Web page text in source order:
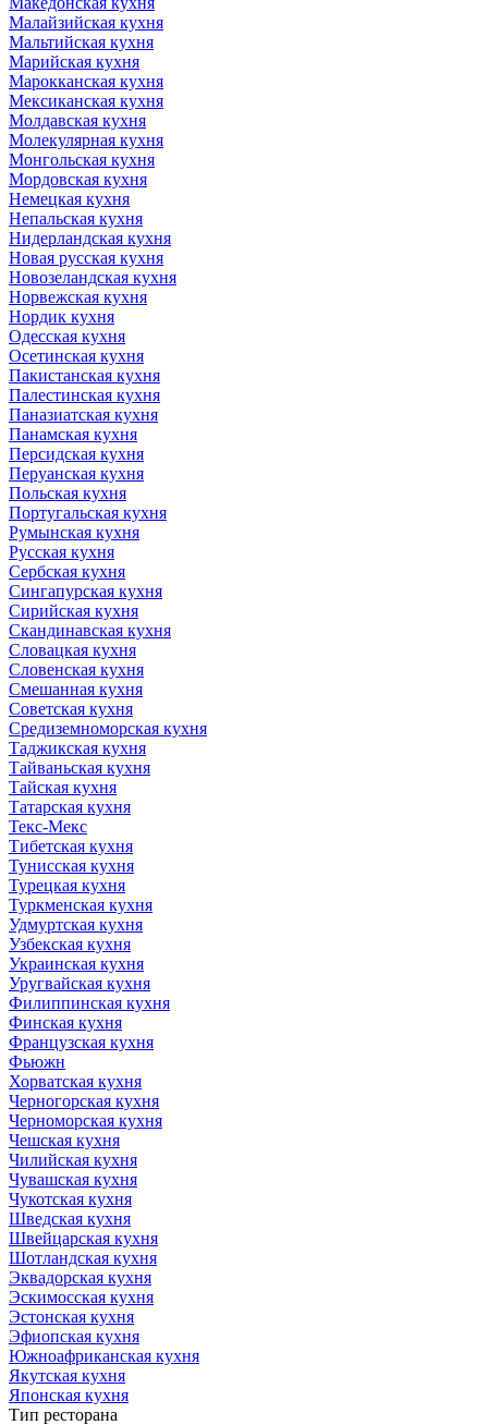
Малайзийская кухня
Мальтийская кухня
Марийская кухня
Марокканская кухня
Мексиканская кухня
Молдавская кухня
Молекулярная кухня
Монгольская кухня
Мордовская кухня
Немецкая кухня
Непальская кухня
Нидерландская кухня
Новая русская кухня
Новозеландская кухня
Норвежская кухня
Нордик кухня
Одесская кухня
Осетинская кухня
Пакистанская кухня
Палестинская кухня
Паназиатская кухня
Панамская кухня
Персидская кухня
Перуанская кухня
Польская кухня
Португальская кухня
Румынская кухня
Русская кухня
Сербская кухня
Сингапурская кухня
Сирийская кухня
Скандинавская кухня
Словацкая кухня
Словенская кухня
Смешанная кухня
Советская кухня
Средиземноморская кухня
Таджикская кухня
Тайваньская кухня
Тайская кухня
Татарская кухня
Текс-Мекс
Тибетская кухня
Тунисская кухня
Турецкая кухня
Туркменская кухня
Удмуртская кухня
Узбекская кухня
Украинская кухня
Уругвайская кухня
Филиппинская кухня
Финская кухня
Французская кухня
Фьюжн
Хорватская кухня
Черногорская кухня
Черноморская кухня
Чешская кухня
Чилийская кухня
Чувашская кухня
Чукотская кухня
Шведская кухня
Швейцарская кухня
Шотландская кухня
Эквадорская кухня
Эскимосская кухня
Эстонская кухня
Эфиопская кухня
Южноафриканская кухня
Якутская кухня
Японская кухня
Тип ресторана